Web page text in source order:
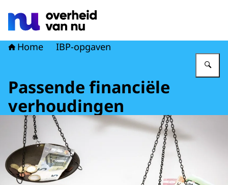
Home IBP-opgaven
Passende financiële
verhoudingen